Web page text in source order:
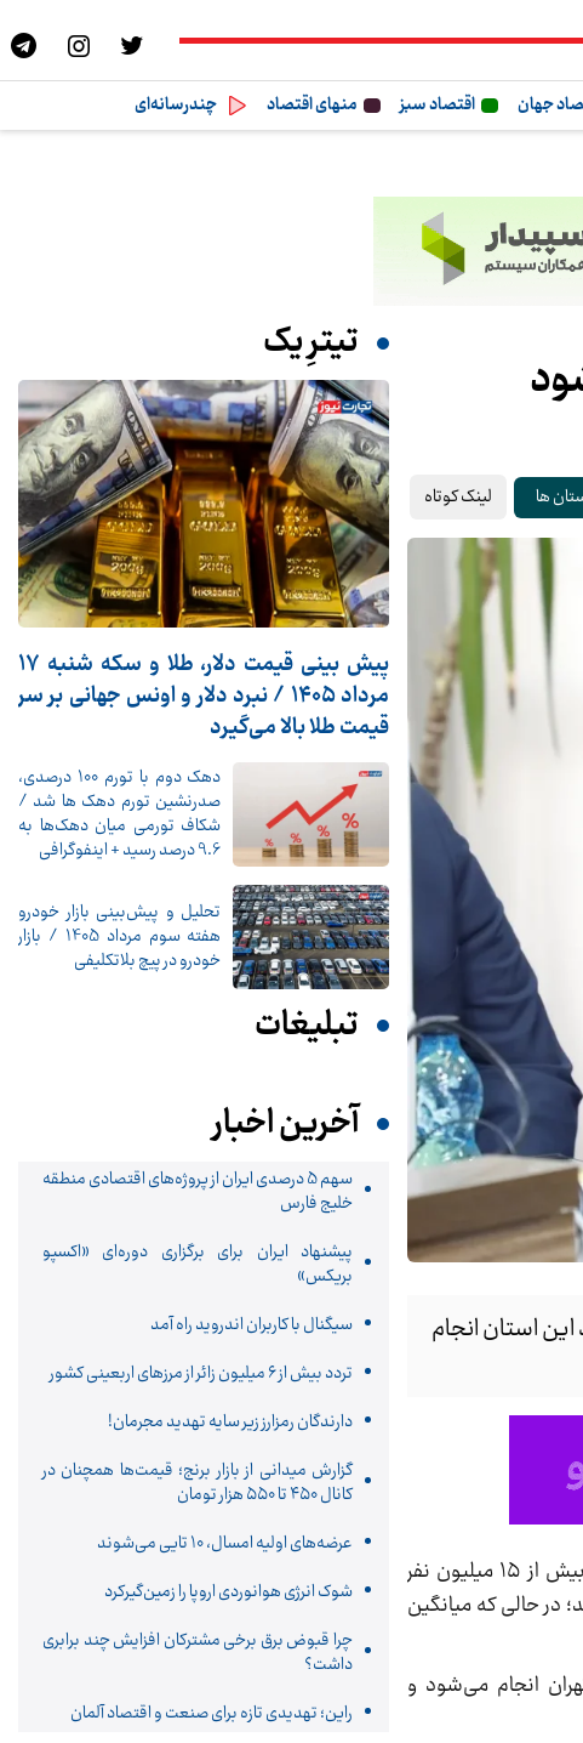
جهان اقتصاد سبز منهای اقتصاد
چندرسانه‌ای
ها لینک کوتاه
کشور به مقصد این استان انجام
، حسین سپهری، در جمع خبرنگاران، اظهار کرد: استان تهران با وجود وسعت محدود، میزبان بیش از ۱۵ میلیون نفر
حالی که میانگین
مقصد استان تهران انجام می‌شود و
تیترِ یک
پیش ‌بینی قیمت دلار، طلا و سکه شنبه ۱۷
مرداد ۱۴۰۵ / نبرد دلار و اونس جهانی بر سر
قیمت طلا بالا می‌گیرد
دهک دوم با تورم 100 درصدی،
صدرنشین تورم دهک ها شد /
شکاف تورمی میان دهک‌ها به
9.6 درصد رسید + اینفوگرافی
تحلیل و پیش‌بینی بازار خودرو
هفته سوم مرداد 1405 / بازار
خودرو در پیچ بلاتکلیفی
تبلیغات
آخرین اخبار
سهم 5 درصدی ایران از پروژه‌های اقتصادی منطقه
خلیج فارس
پیشنهاد ایران برای برگزاری دوره‌ای «اکسپو
بریکس»
سیگنال با کاربران اندروید راه آمد
تردد بیش از ۶ میلیون زائر از مرزهای اربعینی کشور
دارندگان رمزارز زیر سایه تهدید مجرمان!
گزارش میدانی از بازار برنج؛ قیمت‌ها همچنان در
کانال ۴۵۰ تا ۵۵۰ هزار تومان
عرضه‌های اولیه امسال، 10 تایی می‌شوند
شوک انرژی هوانوردی اروپا را زمین‌گیر‌کرد
چرا قبوض برق برخی مشترکان افزایش چند برابری
داشت؟
راین؛ تهدیدی تازه برای صنعت و اقتصاد آلمان